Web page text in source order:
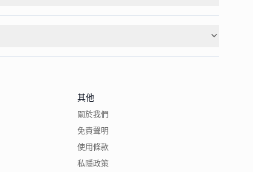
其他
關於我們
免責聲明
使用條款
私隱政策